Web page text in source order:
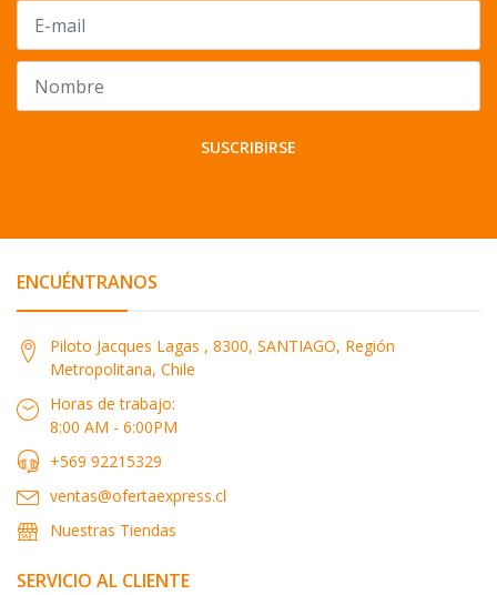
SUSCRIBIRSE
ENCUÉNTRANOS
Piloto Jacques Lagas , 8300, SANTIAGO, Región
Metropolitana, Chile
Horas de trabajo:
8:00 AM - 6:00PM
+569 92215329
ventas@ofertaexpress.cl
Nuestras Tiendas
SERVICIO AL CLIENTE